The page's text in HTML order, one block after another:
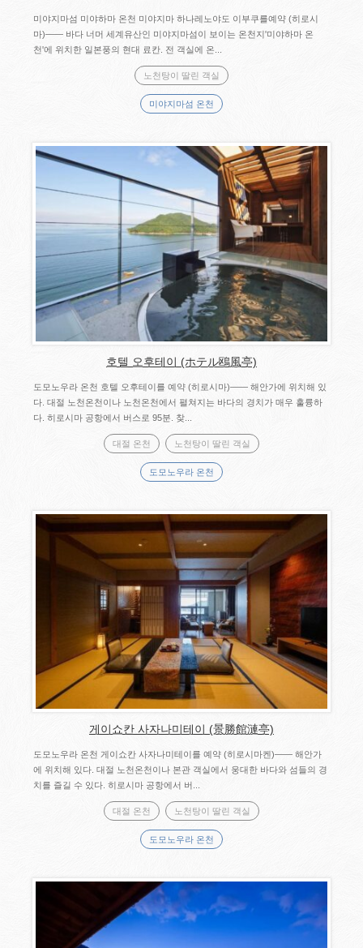
미야지마섬 미야하마 온천 미야지마 하나레노야도 이부쿠를예약 (히로시
마)―― 바다 너머 세계유산인 미야지마섬이 보이는 온천지'미야하마 온
천'에 위치한 일본풍의 현대 료칸. 전 객실에 온...
노천탕이 딸린 객실
미야지마섬 온천
호텔 오후테이 (ホテル鴎風亭)
도모노우라 온천 호텔 오후테이를 예약 (히로시마)―― 해안가에 위치해 있
다. 대절 노천온천이나 노천온천에서 펼쳐지는 바다의 경치가 매우 훌륭하
다. 히로시마 공항에서 버스로 95분. 찾...
대절 온천 노천탕이 딸린 객실
도모노우라 온천
게이쇼칸 사자나미테이 (景勝館漣亭)
도모노우라 온천 게이쇼칸 사자나미테이를 예약 (히로시마켄)―― 해안가
에 위치해 있다. 대절 노천온천이나 본관 객실에서 웅대한 바다와 섬들의 경
치를 즐길 수 있다. 히로시마 공항에서 버...
대절 온천 노천탕이 딸린 객실
도모노우라 온천